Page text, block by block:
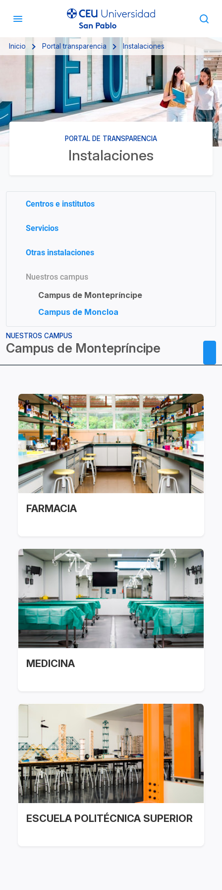
Inicio Portal transparencia Instalaciones
PORTAL DE TRANSPARENCIA
Instalaciones
Centros e institutos
Servicios
Otras instalaciones
Nuestros campus
Campus de Montepríncipe
Campus de Moncloa
NUESTROS CAMPUS
Campus de Montepríncipe
FARMACIA
MEDICINA
ESCUELA POLITÉCNICA SUPERIOR